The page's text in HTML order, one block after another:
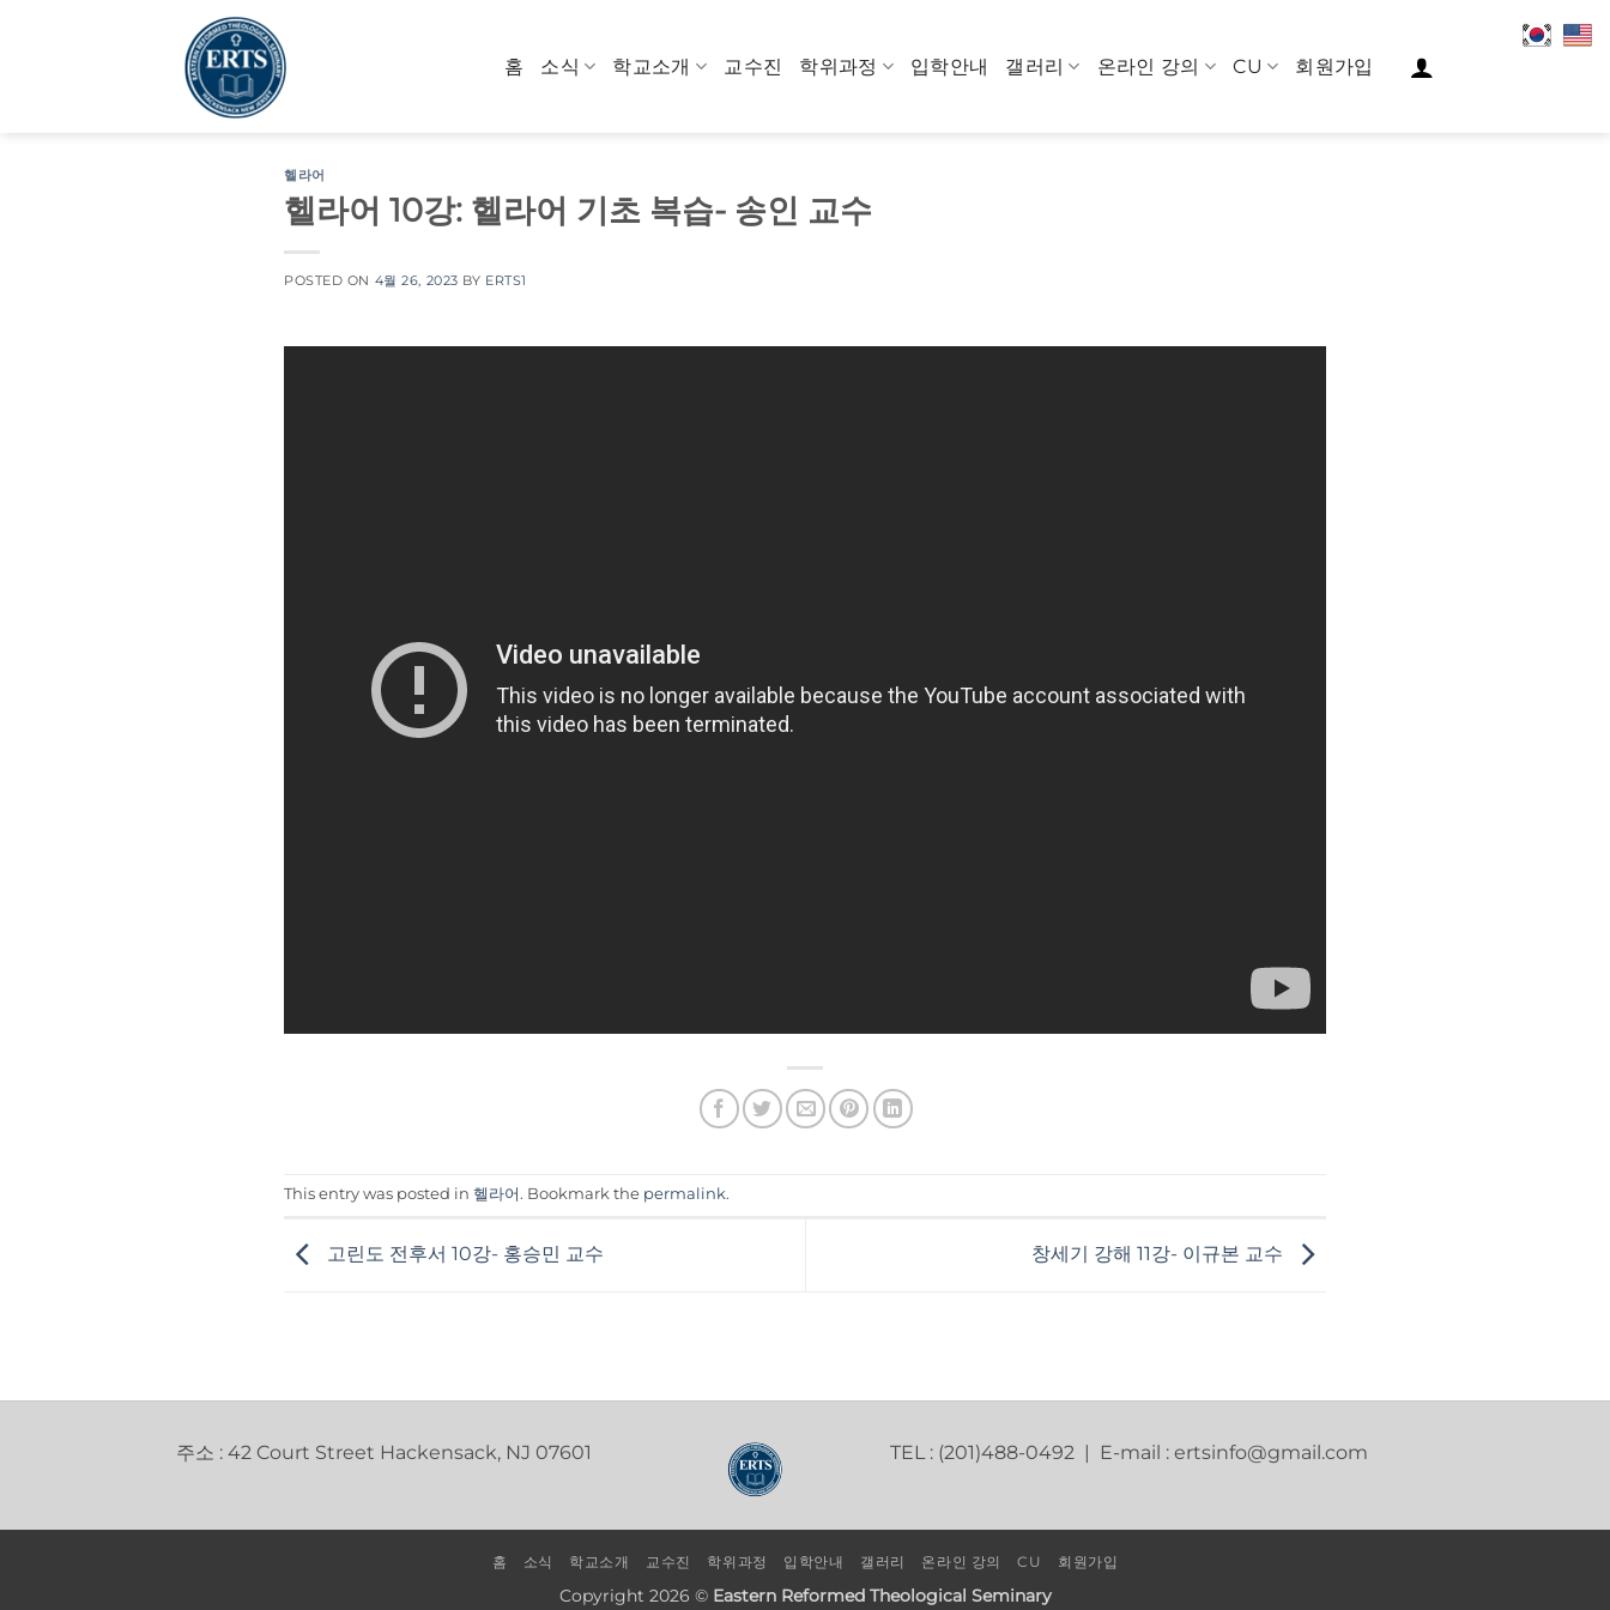
홈 소식 학교소개 교수진 학위과정 입학안내 갤러리 온라인 강의 CU 회원가입
헬라어
헬라어 10강: 헬라어 기초 복습- 송인 교수
POSTED ON 4월 26, 2023 BY ERTS1
This entry was posted in 헬라어 . Bookmark the permalink.
고린도 전후서 10강- 홍승민 교수 창세기 강해 11강- 이규본 교수
주소 : 42 Court Street Hackensack, NJ 07601 TEL : (201)488-0492 | E-mail : ertsinfo@gmail.com
홈 소식 학교소개 교수진 학위과정 입학안내 갤러리 온라인 강의 CU 회원가입
Copyright 2026 © Eastern Reformed Theological Seminary